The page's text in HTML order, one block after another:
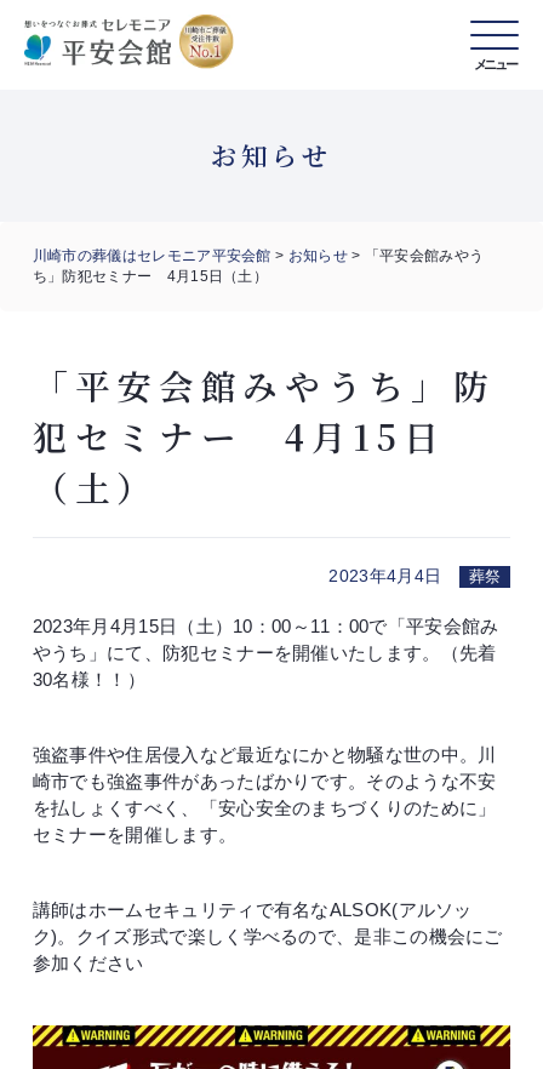
メニュー
お知らせ
川崎市の葬儀はセレモニア平安会館 > お知らせ>
「平安会館みやう
ち」防犯セミナー 4月15日（土）
「平安会館みやうち」防
犯セミナー 4月15日
（土）
2023年4月4日 葬祭
2023年月4月15日（土）10：00～11：00で「平安会館み
やうち」にて、防犯セミナーを開催いたします。（先着
30名様！！）
強盗事件や住居侵入など最近なにかと物騒な世の中。川
崎市でも強盗事件があったばかりです。そのような不安
を払しょくすべく、「安心安全のまちづくりのために」
セミナーを開催します。
講師はホームセキュリティで有名なALSOK(アルソッ
ク)。クイズ形式で楽しく学べるので、是非この機会にご
参加ください